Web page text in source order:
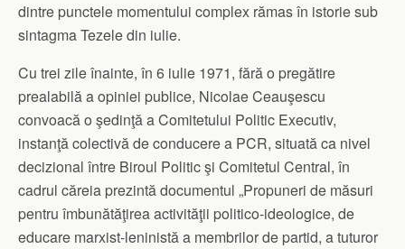
dintre punctele momentului complex rămas în istorie sub
sintagma Tezele din iulie.
Cu trei zile înainte, în 6 iulie 1971, fără o pregătire
prealabilă a opiniei publice, Nicolae Ceauşescu
convoacă o şedinţă a Comitetului Politic Executiv,
instanţă colectivă de conducere a PCR, situată ca nivel
decizional între Biroul Politic şi Comitetul Central, în
cadrul căreia prezintă documentul „Propuneri de măsuri
pentru îmbunătăţirea activităţii politico-ideologice, de
educare marxist-leninistă a membrilor de partid, a tuturor